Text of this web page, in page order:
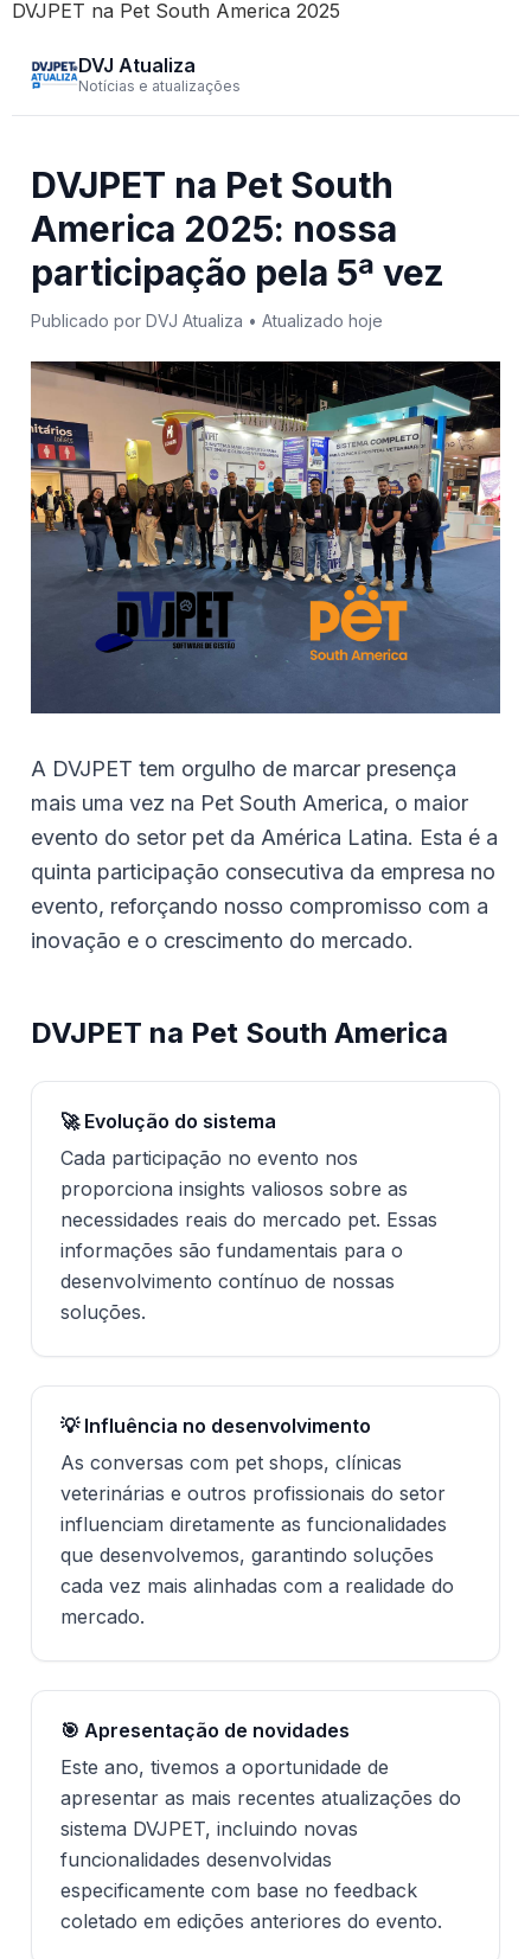
DVJPET na Pet South America 2025
DVJ Atualiza
Notícias e atualizações
DVJPET na Pet South
America 2025: nossa
participação pela 5ª vez
Publicado por DVJ Atualiza • Atualizado hoje
A DVJPET tem orgulho de marcar presença
mais uma vez na Pet South America, o maior
evento do setor pet da América Latina. Esta é a
quinta participação consecutiva da empresa no
evento, reforçando nosso compromisso com a
inovação e o crescimento do mercado.
DVJPET na Pet South America
🚀 Evolução do sistema
Cada participação no evento nos
proporciona insights valiosos sobre as
necessidades reais do mercado pet. Essas
informações são fundamentais para o
desenvolvimento contínuo de nossas
soluções.
💡 Influência no desenvolvimento
As conversas com pet shops, clínicas
veterinárias e outros profissionais do setor
influenciam diretamente as funcionalidades
que desenvolvemos, garantindo soluções
cada vez mais alinhadas com a realidade do
mercado.
🎯 Apresentação de novidades
Este ano, tivemos a oportunidade de
apresentar as mais recentes atualizações do
sistema DVJPET, incluindo novas
funcionalidades desenvolvidas
especificamente com base no feedback
coletado em edições anteriores do evento.